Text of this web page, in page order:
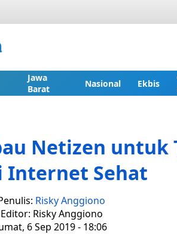
Jawa
Barat
Nasional Ekbis
Netizen untuk
Internet Sehat
Risky Anggiono
Editor: Risky Anggiono
6 Sep 2019 - 18:06